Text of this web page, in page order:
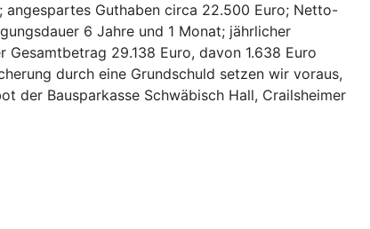
angespartes Guthaben circa 22.500 Euro; Netto-
6 Jahre und 1 Monat; jährlicher
29.138 Euro, davon 1.638 Euro
durch eine Grundschuld setzen wir voraus,
der Bausparkasse Schwäbisch Hall, Crailsheimer